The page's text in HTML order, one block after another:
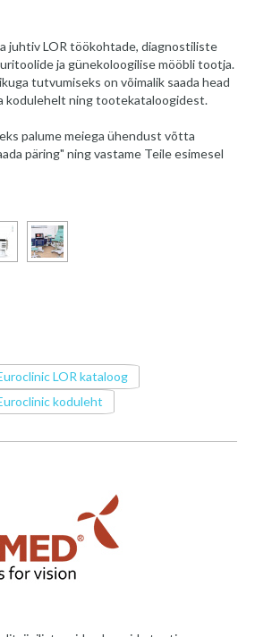
juhtiv LOR töökohtade, diagnostiliste
ja günekoloogilise mööbli tootja.
tutvumiseks on võimalik saada head
kodulehelt ning tootekataloogidest.
palume meiega ühendust võtta
päring" ning vastame Teile esimesel
LOR kataloog
koduleht